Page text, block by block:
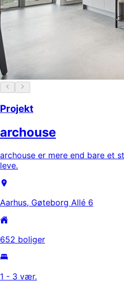
Projekt
archouse
archouse er mere end bare et
leve.
Aarhus, Gøteborg Allé 6
652 boliger
1 - 3 vær.